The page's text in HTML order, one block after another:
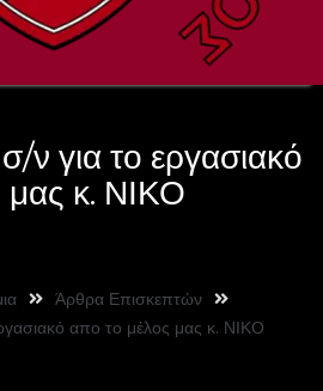
ν για το εργασιακό
μας κ. ΝΙΚΟ
Άρθρα Επισκεπτών
απο το μέλος μας κ. ΝΙΚΟ